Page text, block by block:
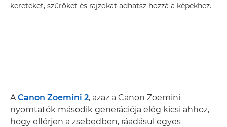
kereteket, szűrőket és rajzokat adhatsz hozzá a képekhez.
A Canon Zoemini 2, azaz a Canon Zoemini
nyomtatók második generációja elég kicsi ahhoz,
hogy elférjen a zsebedben, ráadásul egyes